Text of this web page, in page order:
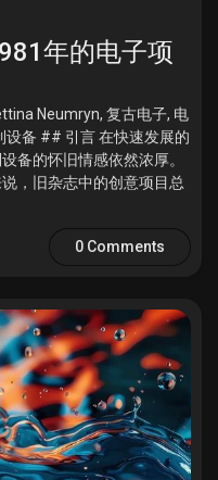
年的电子项
Neumryn, 复古电子, 电
设备 ## 引言 在快速发展的
备的怀旧情感依然浓厚。
，旧杂志中的创意项目总
0 Comments